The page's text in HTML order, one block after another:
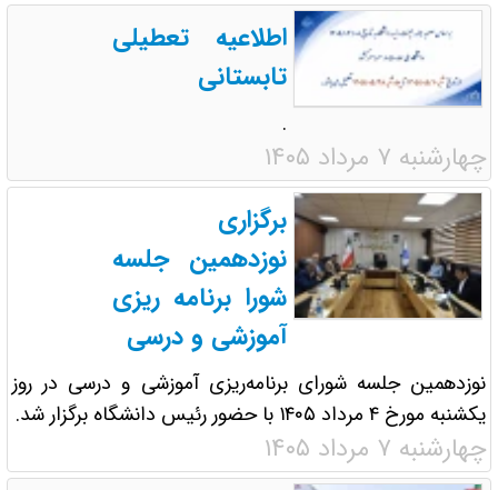
اطلاعیه تعطیلی
تابستانی
.
چهارشنبه ۷ مرداد ۱۴۰۵
برگزاری
نوزدهمین جلسه
شورا برنامه ریزی
آموزشی و درسی
نوزدهمین جلسه شورای برنامه‌ریزی آموزشی و درسی در روز
یکشنبه مورخ ۴ مرداد ۱۴۰۵ با حضور رئیس دانشگاه برگزار شد.
چهارشنبه ۷ مرداد ۱۴۰۵